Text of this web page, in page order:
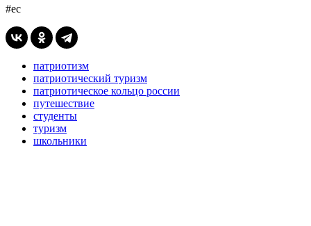
#ес
патриотизм
патриотический туризм
патриотическое кольцо россии
путешествие
студенты
туризм
школьники